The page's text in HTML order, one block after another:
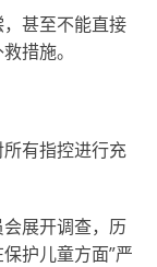
甚至不能直接
措施。
有指控进行充
展开调查，历
护儿童方面”严